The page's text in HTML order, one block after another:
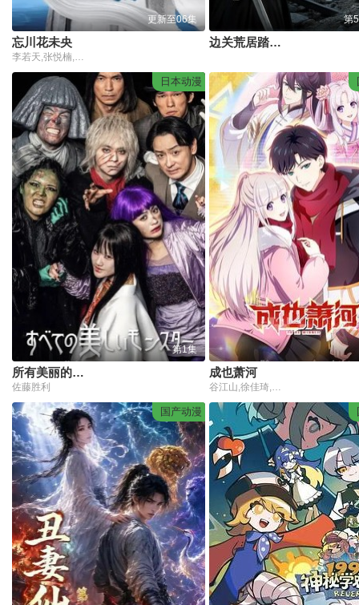
更新至06集
忘川花未央
第
边关荒居踏新生
日本动漫
第1集
所有美丽的怪物
佐藤胜利
成也萧河
国产动漫